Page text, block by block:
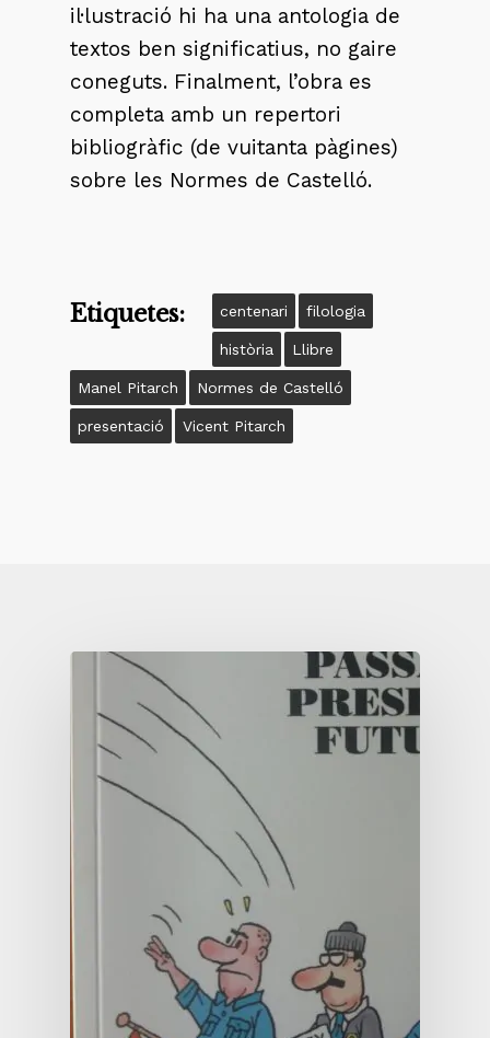
il·lustració hi ha una antologia de
textos ben significatius, no gaire
coneguts. Finalment, l’obra es
completa amb un repertori
bibliogràfic (de vuitanta pàgines)
sobre les Normes de Castelló.
Etiquetes: centenari filologia
història Llibre
Manel Pitarch Normes de Castelló
presentació Vicent Pitarch